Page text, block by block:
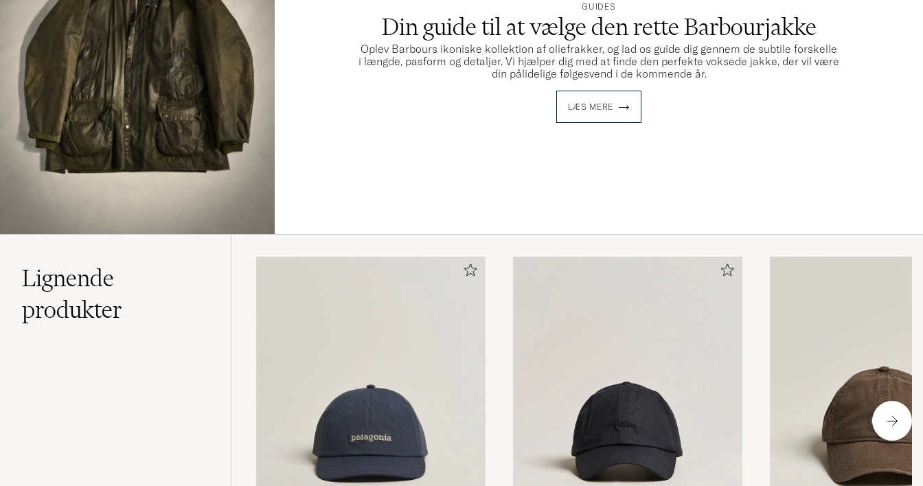
GUIDES
Din guide til at vælge den rette Barbourjakke
Oplev Barbours ikoniske kollektion af oliefrakker, og lad os guide dig gennem de subtile forskelle
i længde, pasform og detaljer. Vi hjælper dig med at finde den perfekte voksede jakke, der vil være
din pålidelige følgesvend i de kommende år.
LÆS MERE
Lignende
produkter